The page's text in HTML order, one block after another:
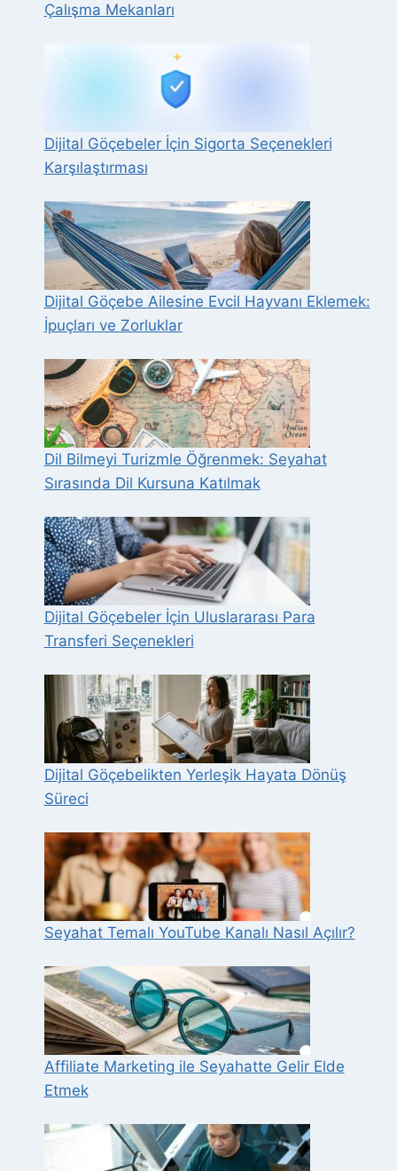
Çalışma Mekanları
Dijital Göçebeler İçin Sigorta Seçenekleri
Karşılaştırması
Dijital Göçebe Ailesine Evcil Hayvanı Eklemek:
İpuçları ve Zorluklar
Dil Bilmeyi Turizmle Öğrenmek: Seyahat
Sırasında Dil Kursuna Katılmak
Dijital Göçebeler İçin Uluslararası Para
Transferi Seçenekleri
Dijital Göçebelikten Yerleşik Hayata Dönüş
Süreci
Seyahat Temalı YouTube Kanalı Nasıl Açılır?
Affiliate Marketing ile Seyahatte Gelir Elde
Etmek